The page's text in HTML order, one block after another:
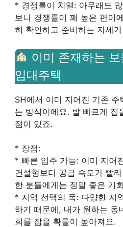
* 경쟁률이 치열: 아무래도
보니 경쟁률이 꽤 높은 편이
히 확인하고 준비하는 자세
이미 존재하는
임대주택
SH에서 이미 지어진 기존
는 방식이에요. 발 빠르게 집
점이 있죠.
* 장점:
* 빠른 입주 가능: 이미 지어
건설형보다 공급 속도가 빨
한 분들에게는 정말 좋은 기
* 지역 선택의 폭: 다양한 지
하기 때문에, 내가 원하는 동
회를 잡을 확률이 높아져요.